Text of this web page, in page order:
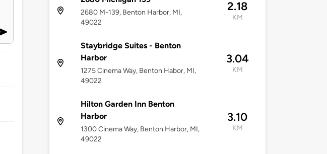
2680 M-139, Benton Harbor, MI,
49022
2.18
KM
Staybridge Suites - Benton
Harbor
1275 Cinema Way, Benton Habor, MI,
49022
3.04
KM
Hilton Garden Inn Benton
Harbor
1300 Cinema Way, Benton Harbor, MI,
49022
3.10
KM